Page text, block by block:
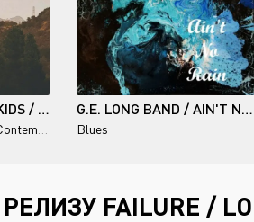
THE MILK CARTON KIDS / LOST CAUSE LOVER FOOL
Folk
G.E. LONG BAND / AIN'T NO RAIN
Blues
FAILURE /